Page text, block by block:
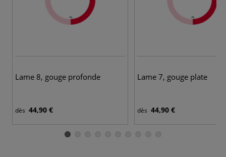
Lame 8, gouge profonde
dès 44,90 €
Lame 7, gouge plate
dès 44,90 €